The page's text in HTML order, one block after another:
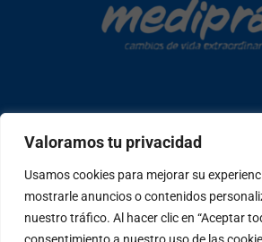
Valoramos tu privacidad
Usamos cookies para mejorar su
mostrarle anuncios o contenidos
nuestro tráfico. Al hacer clic en “Aceptar
Web
W
h
a
F
a
c
I
n
s
T
i
k
P
e
o